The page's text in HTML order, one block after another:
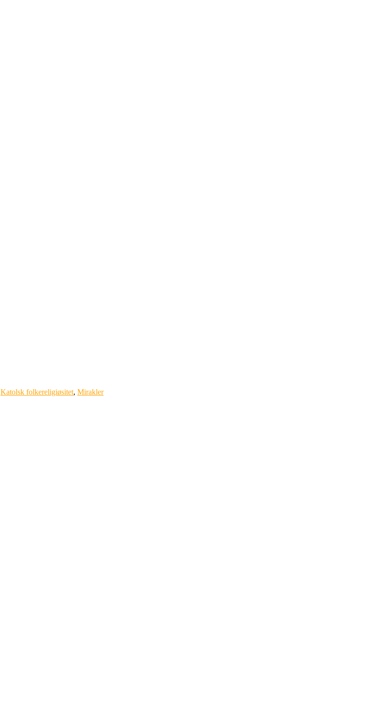
Katolsk folkereligiøsitet, Mirakler